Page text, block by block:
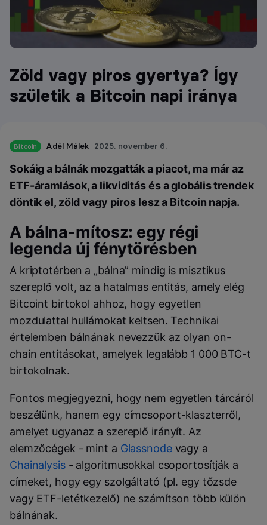
Zöld vagy piros gyertya? Így
születik a Bitcoin napi iránya
Bitcoin Adél Málek 2025. november 6.
Sokáig a bálnák mozgatták a piacot, ma már az
ETF-áramlások, a likviditás és a globális trendek
döntik el, zöld vagy piros lesz a Bitcoin napja.
A bálna-mítosz: egy régi
legenda új fénytörésben
A kriptotérben a „bálna” mindig is misztikus
szereplő volt, az a hatalmas entitás, amely elég
Bitcoint birtokol ahhoz, hogy egyetlen
mozdulattal hullámokat keltsen. Technikai
értelemben bálnának nevezzük az olyan on-
chain entitásokat, amelyek legalább 1 000 BTC-t
birtokolnak.
Fontos megjegyezni, hogy nem egyetlen tárcáról
beszélünk, hanem egy címcsoport-klaszterről,
amelyet ugyanaz a szereplő irányít. Az
elemzőcégek - mint a Glassnodevagy a
Chainalysis- algoritmusokkal csoportosítják a
címeket, hogy egy szolgáltató (pl. egy tőzsde
vagy ETF-letétkezelő) ne számítson több külön
bálnának.